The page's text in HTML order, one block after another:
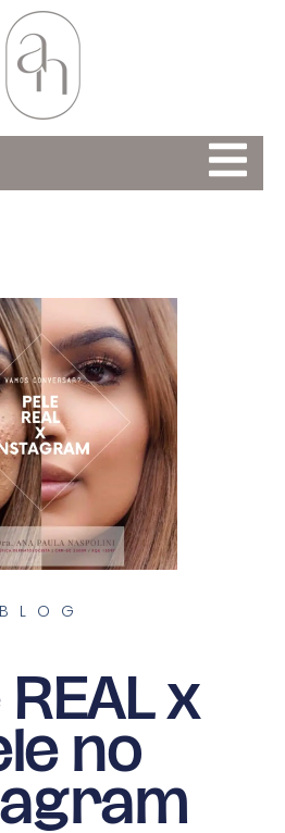
BLOG
REAL x
no